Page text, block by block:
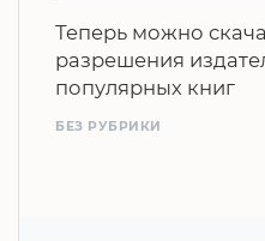
Теперь можно
разрешения
популярных книг
БЕЗ РУБРИКИ